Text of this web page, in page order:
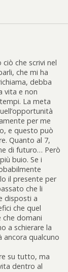
che scrivi nel
che mi ha
debba
vita e non
La meta
per me
e questo può
Quanto al 7,
di futuro… Però
buio. Se i
il presente per
che li
disposti a
che quel
che domani
a schierare la
ancora qualcuno
su tutto, ma
dentro al